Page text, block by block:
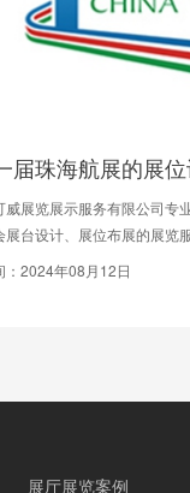
届珠海航展的展
威展览展示服务有限公司专
展台设计、展位布展的展览
：2024年08月12日
展厅展览案例